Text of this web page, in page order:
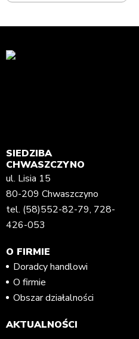
SIEDZIBA
CHWASZCZYNO
ul. Lisia 15
80-209 Chwaszczyno
tel. (58)552-82-79, 728-
426-053
O FIRMIE
Doradcy handlowi
O firmie
Obszar działalności
AKTUALNOŚCI